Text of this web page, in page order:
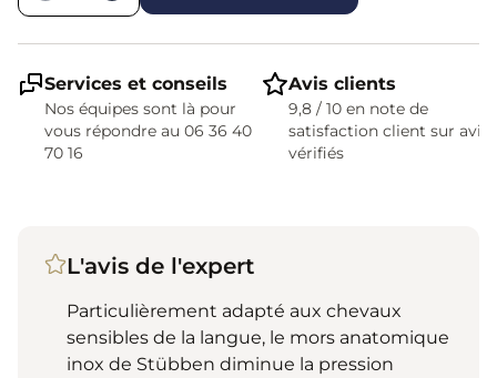
Services et conseils
Nos équipes sont là pour
vous répondre au 06 36 40
70 16
Avis clients
9,8 / 10 en note de
satisfaction client sur avis
vérifiés
L'avis de l'expert
Particulièrement adapté aux chevaux
sensibles de la langue, le mors anatomique
inox de Stübben diminue la pression